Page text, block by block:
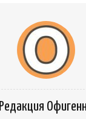
Редакция